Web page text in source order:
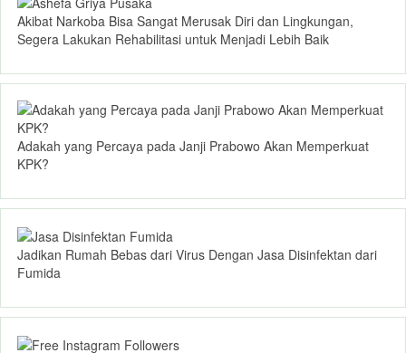
Akibat Narkoba Bisa Sangat Merusak Diri dan Lingkungan,
Segera Lakukan Rehabilitasi untuk Menjadi Lebih Baik
Adakah yang Percaya pada Janji Prabowo Akan Memperkuat
KPK?
Jadikan Rumah Bebas dari Virus Dengan Jasa Disinfektan dari
Fumida